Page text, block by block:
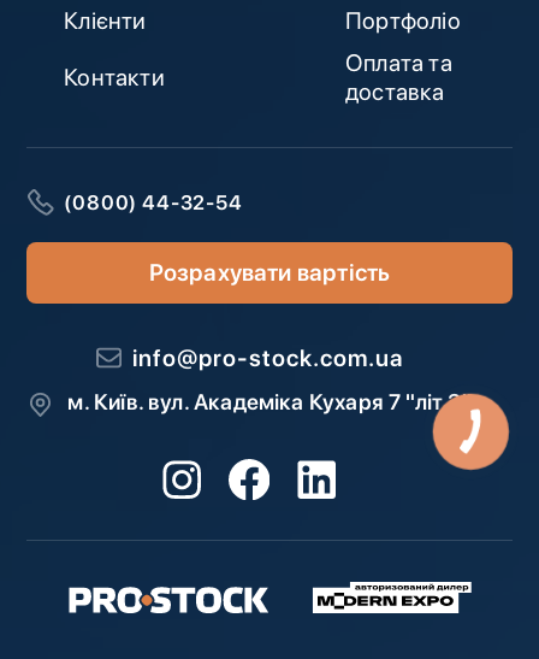
Клієнти
Портфоліо
Контакти
Оплата та
доставка
(0800) 44-32-54
Розрахувати вартість
info@pro-stock.com.ua
м. Київ. вул. Академіка Кухаря 7 "літ З"